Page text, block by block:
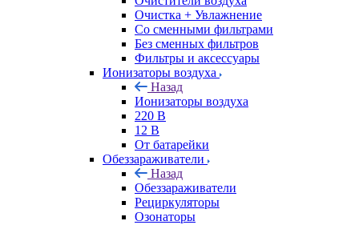
Очистка + Увлажнение
Cо сменными фильтрами
Без сменных фильтров
Фильтры и аксессуары
Ионизаторы воздуха
Назад
Ионизаторы воздуха
220 В
12 В
От батарейки
Обеззараживатели
Назад
Обеззараживатели
Рециркуляторы
Озонаторы